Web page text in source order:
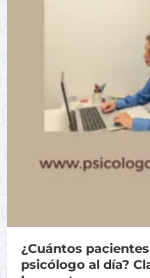
¿Cuántos
psicólogo al día?